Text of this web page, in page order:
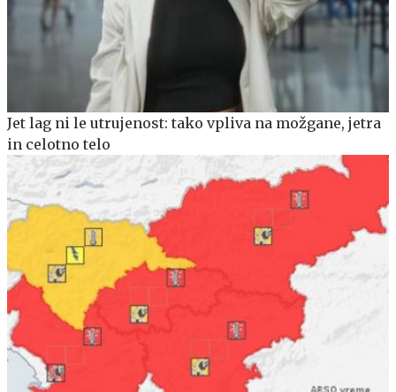
Jet lag ni le utrujenost: tako vpliva na možgane, jetra
in celotno telo